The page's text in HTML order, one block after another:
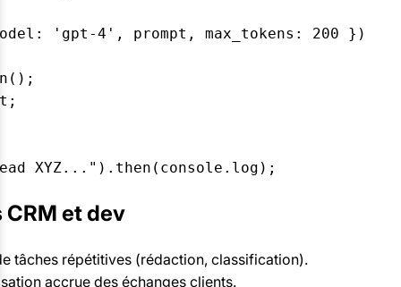
'gpt-4', prompt, max_tokens: 200 })
et dev
tâches répétitives (rédaction, classification).
accrue des échanges clients.